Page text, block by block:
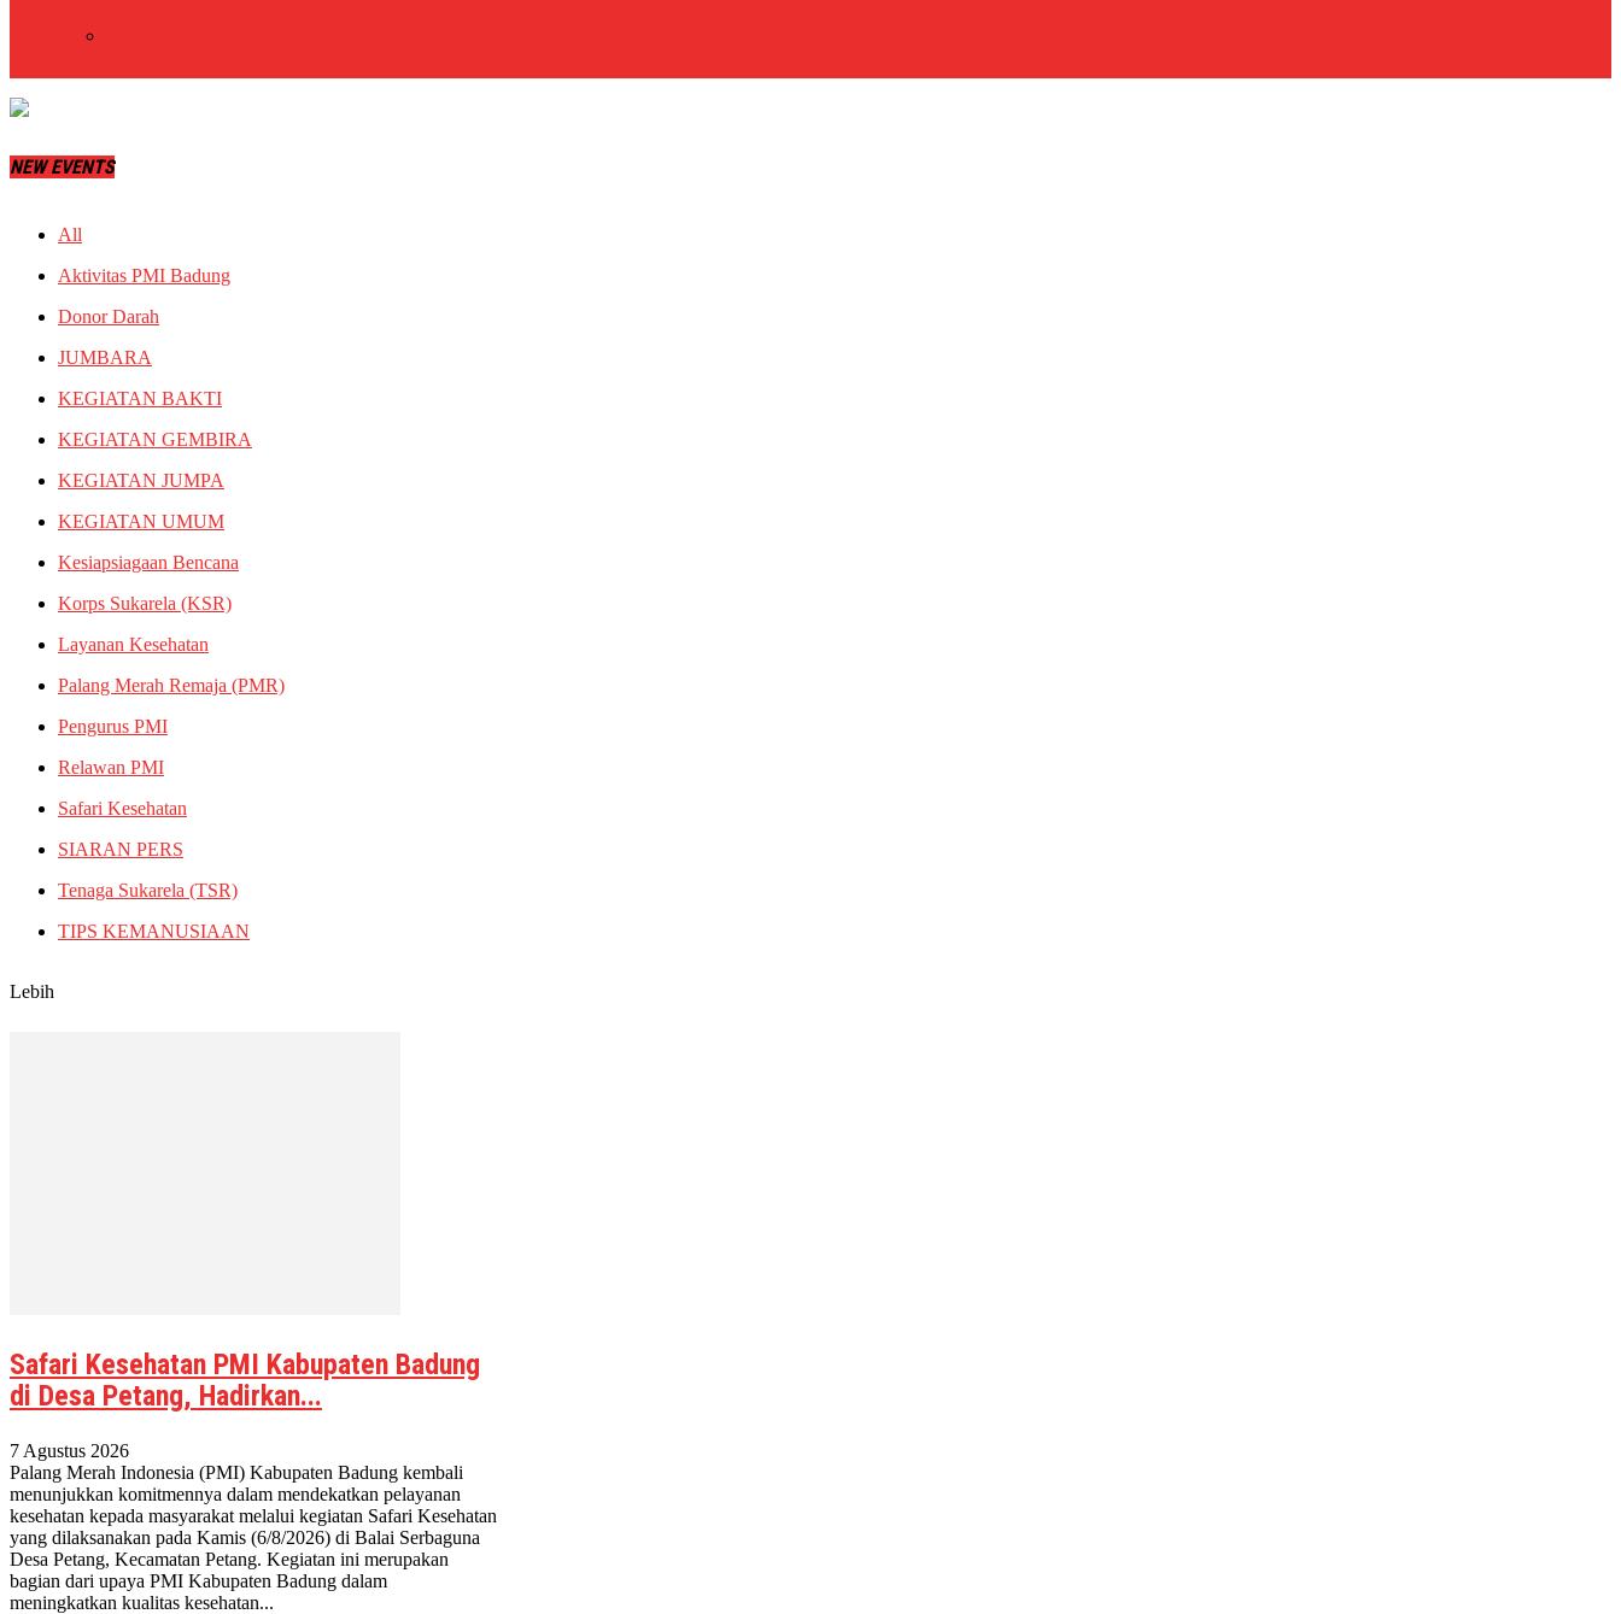
NEW EVENTS
All
Aktivitas PMI Badung
Donor Darah
JUMBARA
KEGIATAN BAKTI
KEGIATAN GEMBIRA
KEGIATAN JUMPA
KEGIATAN UMUM
Kesiapsiagaan Bencana
Korps Sukarela (KSR)
Layanan Kesehatan
Palang Merah Remaja (PMR)
Pengurus PMI
Relawan PMI
Safari Kesehatan
SIARAN PERS
Tenaga Sukarela (TSR)
TIPS KEMANUSIAAN
Lebih
Safari Kesehatan PMI Kabupaten Badung
di Desa Petang, Hadirkan...
7 Agustus 2026
Palang Merah Indonesia (PMI) Kabupaten Badung kembali
menunjukkan komitmennya dalam mendekatkan pelayanan
kesehatan kepada masyarakat melalui kegiatan Safari Kesehatan
yang dilaksanakan pada Kamis (6/8/2026) di Balai Serbaguna
Desa Petang, Kecamatan Petang. Kegiatan ini merupakan
bagian dari upaya PMI Kabupaten Badung dalam
meningkatkan kualitas kesehatan...